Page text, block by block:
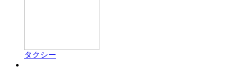
タクシー